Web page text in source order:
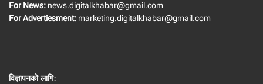
For News: news.digitalkhabar@gmail.com
For Advertiesment: marketing.digitalkhabar@gmail.com
विज्ञापनको लागि: